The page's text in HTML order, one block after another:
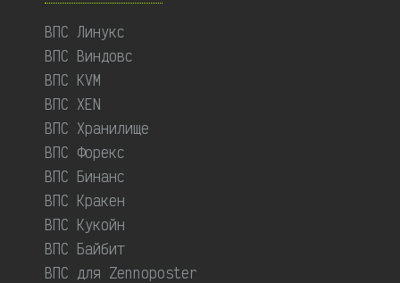
ВПС Линукс
ВПС Виндовс
ВПС KVM
ВПС XEN
ВПС Хранилище
ВПС Форекс
ВПС Бинанс
ВПС Кракен
ВПС Кукойн
ВПС Байбит
ВПС для Zennoposter